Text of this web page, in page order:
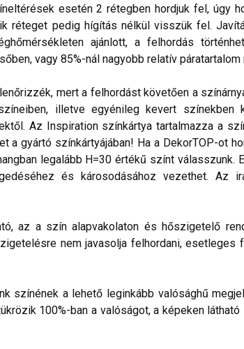
esetén 2 rétegben hordjuk fel, úgy
réteget pedig hígítás nélkül visszük fel.
ajánlott, a felhordás
vagy 85%-nál nagyobb relatív páratartalom
mert a felhordást követően a
illetve egyénileg kevert színekben
Az Inspiration színkártya tartalmazza a
gyártó színkártyájában! Ha a DekorTOP-ot
legalább H=30 értékű színt válasszunk.
és károsodásához vezethet. Az
az a szín alapvakolaton és hőszigetelő
nem javasolja felhordani, esetleges
színének a lehető leginkább valósághű
100%-ban a valóságot, a képeken